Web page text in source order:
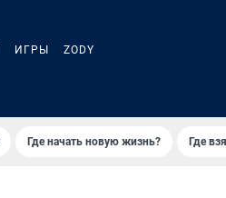
ИГРЫ ZODY
Где начать новую жизнь? Где